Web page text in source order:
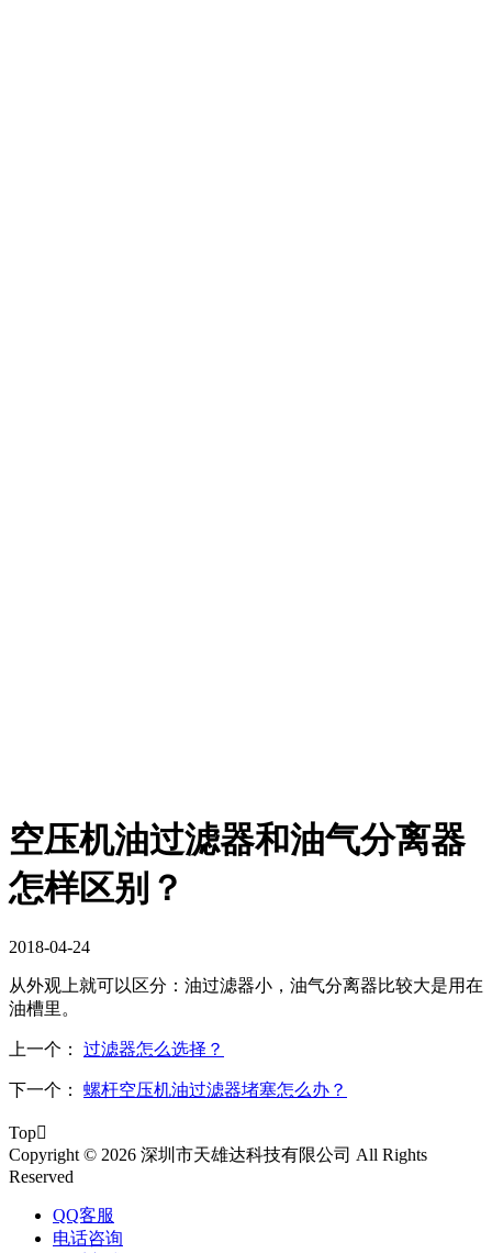
空压机油过滤器和油气分离器
怎样区别？
2018-04-24
从外观上就可以区分：油过滤器小，油气分离器比较大是用在
油槽里。
上一个： 过滤器怎么选择？
下一个： 螺杆空压机油过滤器堵塞怎么办？
Top
Copyright © 2026 深圳市天雄达科技有限公司 All Rights
Reserved
QQ客服
电话咨询